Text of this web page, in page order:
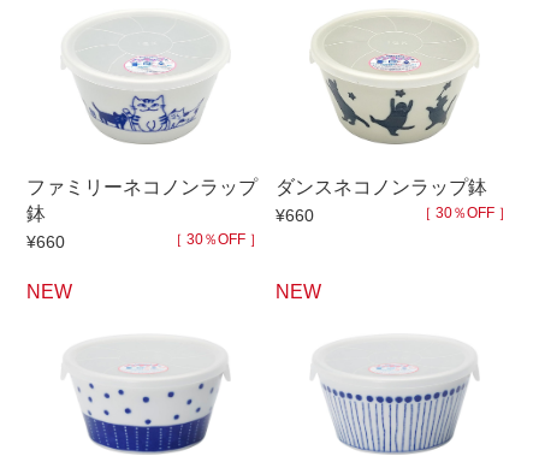
ファミリーネコノンラップ
鉢
¥660 ［ 30％OFF ］
ダンスネコノンラップ鉢
¥660 ［ 30％OFF ］
NEW NEW